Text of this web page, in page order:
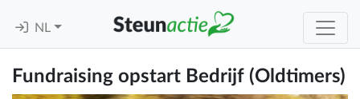
NL
Fundraising opstart Bedrijf (Oldtimers)